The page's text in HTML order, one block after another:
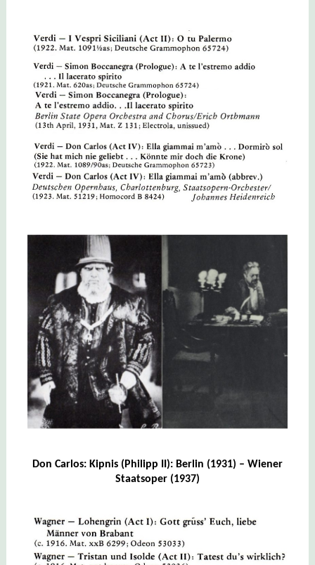
Don Carlos: Kipnis (Philipp II): Berlin (1931) – Wiener
Staatsoper (1937)